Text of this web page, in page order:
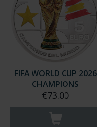
FIFA WORLD CUP 2026
CHAMPIONS
€73.00